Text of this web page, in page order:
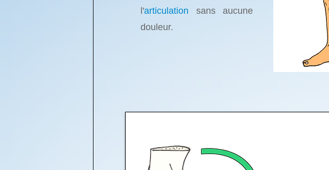
l'articulation sans aucune
douleur.